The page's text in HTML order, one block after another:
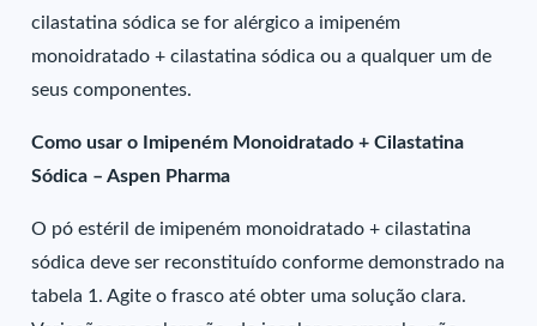
cilastatina sódica se for alérgico a imipeném
monoidratado + cilastatina sódica ou a qualquer um de
seus componentes.
Como usar o Imipeném Monoidratado + Cilastatina
Sódica – Aspen Pharma
O pó estéril de imipeném monoidratado + cilastatina
sódica deve ser reconstituído conforme demonstrado na
tabela 1. Agite o frasco até obter uma solução clara.